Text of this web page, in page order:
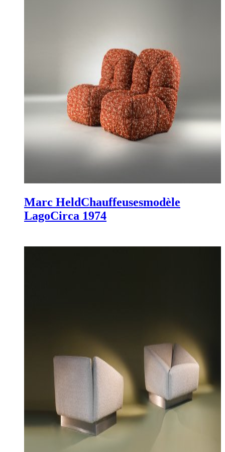
Marc HeldChauffeusesmodèle
LagoCirca 1974